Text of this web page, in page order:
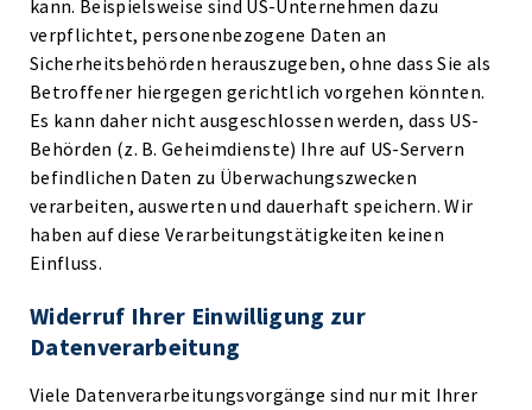
kann. Beispielsweise sind US-Unternehmen dazu
verpflichtet, personenbezogene Daten an
Sicherheitsbehörden herauszugeben, ohne dass Sie als
Betroffener hiergegen gerichtlich vorgehen könnten.
Es kann daher nicht ausgeschlossen werden, dass US-
Behörden (z. B. Geheimdienste) Ihre auf US-Servern
befindlichen Daten zu Überwachungszwecken
verarbeiten, auswerten und dauerhaft speichern. Wir
haben auf diese Verarbeitungstätigkeiten keinen
Einfluss.
Widerruf Ihrer Einwilligung zur
Datenverarbeitung
Viele Datenverarbeitungsvorgänge sind nur mit Ihrer